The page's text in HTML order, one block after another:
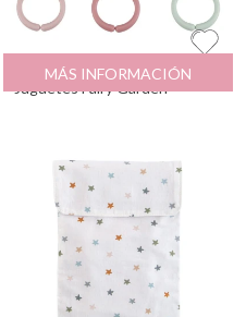
12 Anillas Cuelga
Juguetes Fairy Garden
8.95
MÁS INFORMACIÓN